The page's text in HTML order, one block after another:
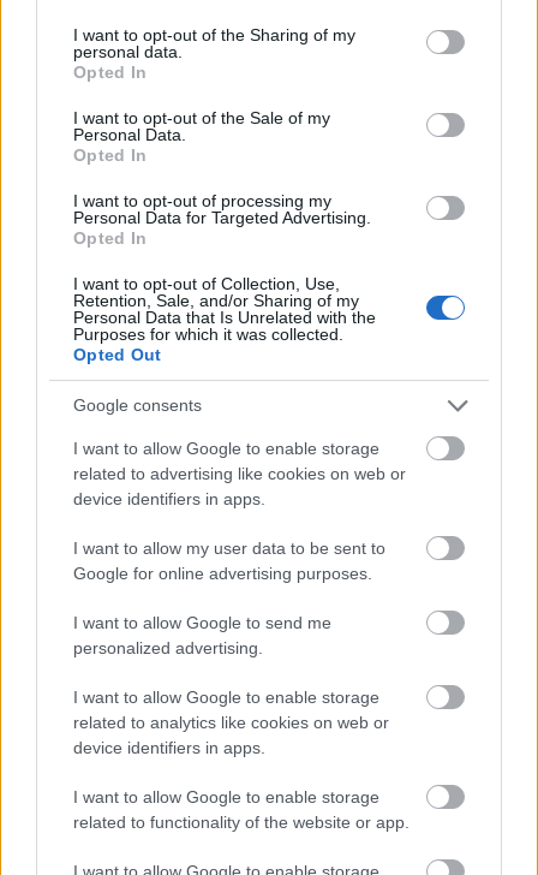
not limited to your visit or usage behaviour. You may click to
grant or deny consent to Google and its third-party tags to
use your data for below specified purposes in below Google
consent section.
I want to opt-out of the Sharing of my
personal data.
Opted In
I want to opt-out of the Sale of my
Personal Data.
Opted In
I want to opt-out of processing my
Personal Data for Targeted Advertising.
Opted In
I want to opt-out of Collection, Use,
Retention, Sale, and/or Sharing of my
Personal Data that Is Unrelated with the
Purposes for which it was collected.
Opted Out
Google consents
I want to allow Google to enable storage
related to advertising like cookies on web or
device identifiers in apps.
I want to allow my user data to be sent to
Google for online advertising purposes.
I want to allow Google to send me
personalized advertising.
I want to allow Google to enable storage
related to analytics like cookies on web or
device identifiers in apps.
I want to allow Google to enable storage
related to functionality of the website or app.
I want to allow Google to enable storage
- ha vannak kiállítási anyagaid (plakát, meghívó,
újságcikk, fénykép) várjuk; kiállítás után
visszaszolgáltatjuk.
- film és videóbemutatót is szervezhetnénk, hadd
lássuk a termést.
- ha emlékeidet megírnád, megköszönnénk
kiadványunk számára,
- ha tehetős lettél (és nem csak tehetséges) várjuk
szponzori segítségedet,
- mindenek előtt: lakcímeket, e-mail-címeket, nehogy
valaki is kimaradjon.
- Előre is köszönjük fáradozásaidat!
- Természetesen kérjük a szállásfoglalásodat is, ill.
mivel a kollégiumban étkeznénk, azt is, mikor tartasz
igényt étkezésre.
- Anyagaidat, válaszleveledet az iskolába kérjük
(Horváth Mihály Gimnázium Szentes, 6600, Szent
- a támogatásokat a következő számlaszámra
várjuk, megjelölve, hogy a 25 éves találkozóra:
szentesi Gimnáziumért
- ha közel vagy a tűzhöz  tv, rádió, újság  segíts